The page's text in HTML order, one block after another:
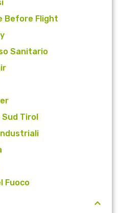
Before Flight
Sanitario
Tirol
Fuoco